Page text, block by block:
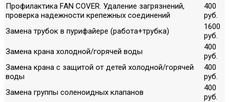
Профилактика FAN COVER. Удаление загрязнений,
проверка надежности крепежных соединений
400
руб.
Замена трубок в пурифайере (работа+трубка)
1600
руб.
Замена крана холодной/горячей воды
400
руб.
Замена крана с защитой от детей холодной/горячей
воды
400
руб.
Замена группы соленоидных клапанов
400
руб.